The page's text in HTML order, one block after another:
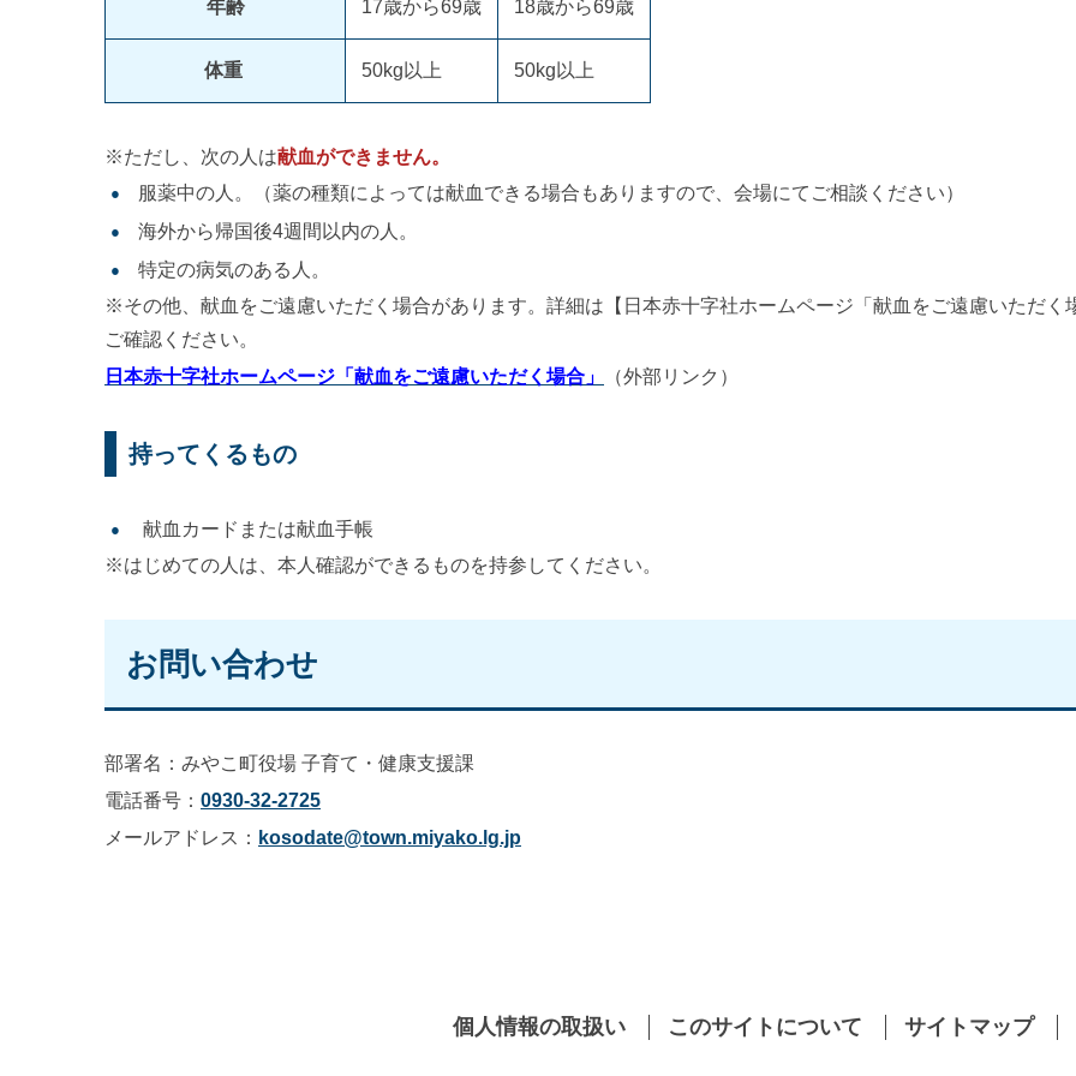
年齢 17歳から69歳 18歳から69歳
体重 50kg以上 50kg以上
※ただし、次の人は献血ができません。
服薬中の人。（薬の種類によっては献血できる場合もありますので、会場にてご相談ください）
海外から帰国後4週間以内の人。
特定の病気のある人。
※その他、献血をご遠慮いただく場合があります。詳細は【日本赤十字社ホームページ「献血をご遠慮いただく
ご確認ください。
日本赤十字社ホームページ「献血をご遠慮いただく場合」
（外部リンク）
持ってくるもの
献血カードまたは献血手帳
※はじめての人は、本人確認ができるものを持参してください。
お問い合わせ
部署名：みやこ町役場 子育て・健康支援課
電話番号： 0930-32-2725
メールアドレス： kosodate@town.miyako.lg.jp
個人情報の取扱い このサイトについて サイトマップ